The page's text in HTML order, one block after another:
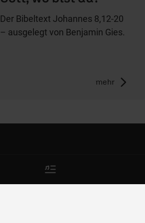
Der Bibeltext Johannes 8,12-20
– ausgelegt von Benjamin Gies.
mehr
Datenschutz